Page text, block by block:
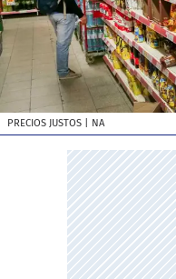
PRECIOS JUSTOS | NA